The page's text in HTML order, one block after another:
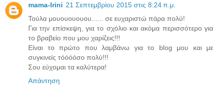
mama-Irini 21 Σεπτεμβρίου 2015 στις 8:24 π.μ.
Τούλα μουουουουου...... σε ευχαριστώ πάρα πολύ!
Για την επίσκεψη, για το σχόλιο και ακόμα περισσότερο για
το βραβείο που μου χαρίζεις!!!
Είναι το πρώτο που λαμβάνω για το blog μου και με
συγκινείς τόόόόσο πολύ!!!
Σου εύχομαι τα καλύτερα!
Απάντηση